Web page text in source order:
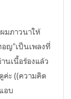
มภาวนาให้
อญ"เป็นเพลงที่
นเนื้อร้องแล้ว
ค่ะ ((ความคิด
อบ